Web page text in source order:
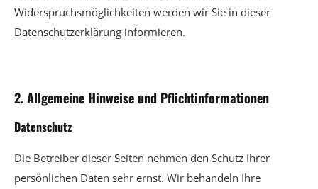
Widerspruchsmöglichkeiten werden wir Sie in dieser
Datenschutzerklärung informieren.
2. Allgemeine Hinweise und Pflichtinformationen
Datenschutz
Die Betreiber dieser Seiten nehmen den Schutz Ihrer
persönlichen Daten sehr ernst. Wir behandeln Ihre